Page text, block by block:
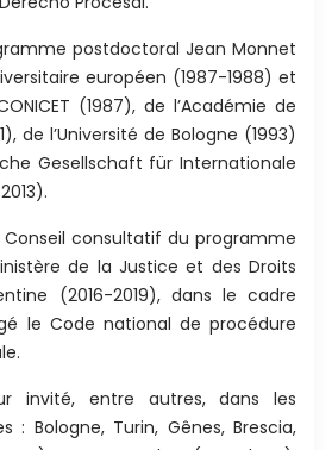
postdoctoral Jean Monnet
européen (1987-1988) et
(1987), de l’Académie de
de l’Université de Bologne (1993)
Gesellschaft für Internationale
consultatif du programme
de la Justice et des Droits
(2016-2019), dans le cadre
le Code national de procédure
invité, entre autres, dans les
: Bologne, Turin, Gênes, Brescia,